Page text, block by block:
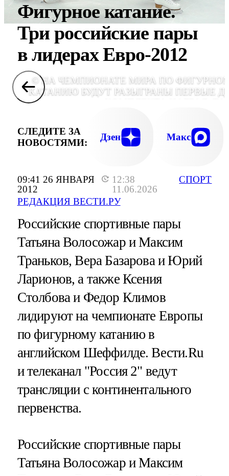
09:41 26 ЯНВАРЯ
2012
12:38
11.06.2026
РЕДАКЦИЯ ВЕСТИ.РУ
СПОРТ
Фигурное катание.
Три российские пары
в лидерах Евро-2012
© НА ЧЕМПИОНАТЕ МИРА ПО
КАТАНИЮ БУДУТ РАЗЫГРАНЫ ПЕРВЫЕ
СЛЕДИТЕ ЗА
НОВОСТЯМИ:
Дзен Макс
Российские спортивные пары
Татьяна Волосожар и Максим
Траньков, Вера Базарова и Юрий
Ларионов, а также Ксения
Столбова и Федор Климов
лидируют на чемпионате Европы
по фигурному катанию в
английском Шеффилде. Вести.Ru
и телеканал "Россия 2" ведут
трансляции с континентального
первенства.
Российские спортивные пары
Татьяна Волосожар и Максим